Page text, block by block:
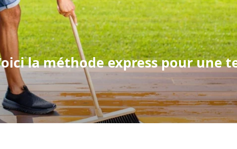
la méthode express pour une